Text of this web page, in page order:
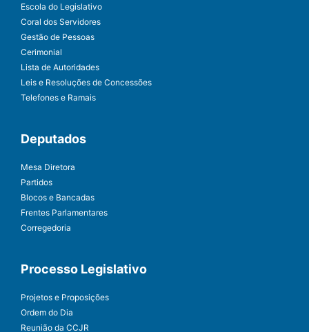
Escola do Legislativo
Coral dos Servidores
Gestão de Pessoas
Cerimonial
Lista de Autoridades
Leis e Resoluções de Concessões
Telefones e Ramais
Deputados
Mesa Diretora
Partidos
Blocos e Bancadas
Frentes Parlamentares
Corregedoria
Processo Legislativo
Projetos e Proposições
Ordem do Dia
Reunião da CCJR